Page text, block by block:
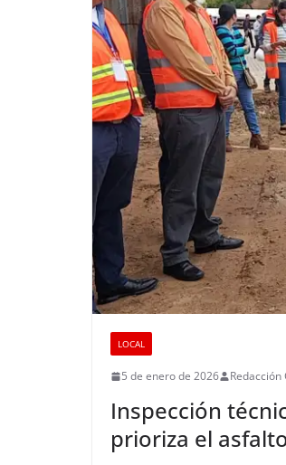
LOCAL
5 de enero de 2026 Redacción
Inspección
prioriza el